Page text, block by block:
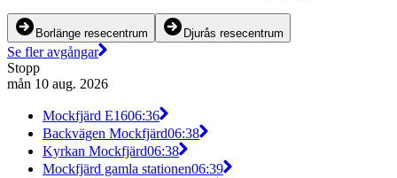
Borlänge resecentrum Djurås resecentrum
Se fler avgångar
Stopp
mån 10 aug. 2026
Mockfjärd E1606:36
Backvägen Mockfjärd06:38
Kyrkan Mockfjärd06:38
Mockfjärd gamla stationen06:39